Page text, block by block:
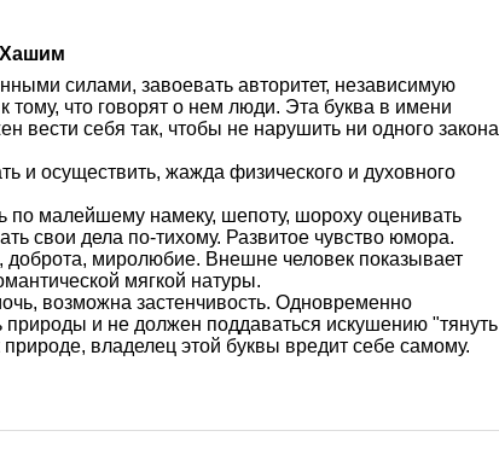
Хашим
силами, завоевать авторитет, независимую
тому, что говорят о нем люди. Эта буква в имени
вести себя так, чтобы не нарушить ни одного закона
и осуществить, жажда физического и духовного
по малейшему намеку, шепоту, шороху оценивать
свои дела по-тихому. Развитое чувство юмора.
доброта, миролюбие. Внешне человек показывает
мягкой натуры.
возможна застенчивость. Одновременно
природы и не должен поддаваться искушению "тянуть
владелец этой буквы вредит себе самому.